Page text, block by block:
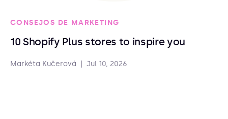
CONSEJOS DE MARKETING
10 Shopify Plus stores to inspire you
Markéta Kučerová Jul 10, 2026